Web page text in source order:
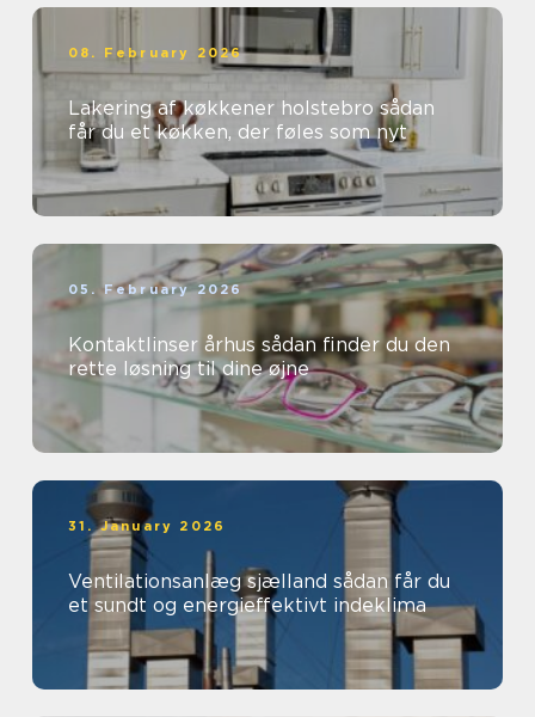
08. February 2026
Lakering af køkkener holstebro sådan
får du et køkken, der føles som nyt
05. February 2026
Kontaktlinser århus sådan finder du den
rette løsning til dine øjne
31. January 2026
Ventilationsanlæg sjælland sådan får du
et sundt og energieffektivt indeklima